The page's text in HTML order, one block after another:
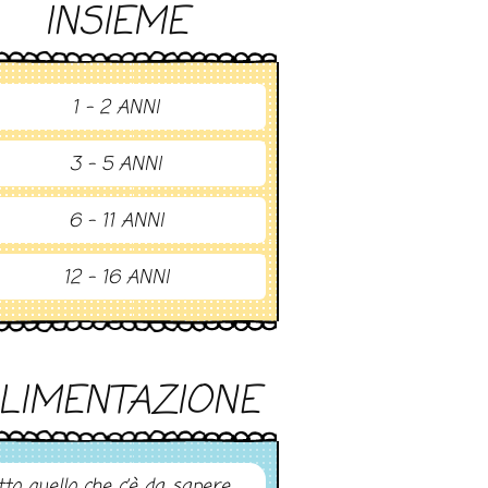
INSIEME
1 - 2 ANNI
3 - 5 ANNI
6 - 11 ANNI
12 - 16 ANNI